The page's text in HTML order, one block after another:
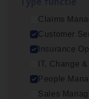
Claims
Customer
Insurance
IT, Change
People
Sales
Pro­fit en Public
Insurance
Antwerpen